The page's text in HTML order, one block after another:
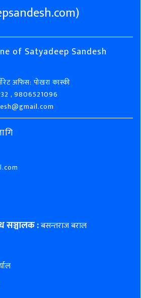
of Satyadeep Sandesh
अफिस: पोखरा कास्की
, 9806521096
सञ्चालक :बसन्तराज बराल